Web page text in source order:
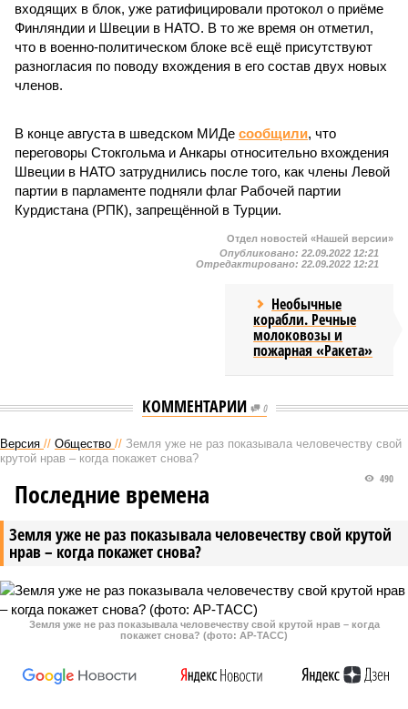
входящих в блок, уже ратифицировали протокол о приёме
Финляндии и Швеции в НАТО. В то же время он отметил,
что в военно-политическом блоке всё ещё присутствуют
разногласия по поводу вхождения в его состав двух новых
членов.
В конце августа в шведском МИДе сообщили, что
переговоры Стокгольма и Анкары относительно вхождения
Швеции в НАТО затруднились после того, как члены Левой
партии в парламенте подняли флаг Рабочей партии
Курдистана (РПК), запрещённой в Турции.
Отдел новостей «Нашей версии»
Опубликовано: 22.09.2022 12:21
Отредактировано: 22.09.2022 12:21
Необычные
корабли. Речные
молоковозы и
пожарная «Ракета»
КОММЕНТАРИИ 0
Версия // Общество // Земля уже не раз показывала человечеству свой
крутой нрав – когда покажет снова?
Земля уже не раз показывала человечеству свой крутой
нрав – когда покажет снова?
490
Последние времена
Земля уже не раз показывала человечеству свой крутой нрав – когда
покажет снова? (фото: АР-ТАСС)